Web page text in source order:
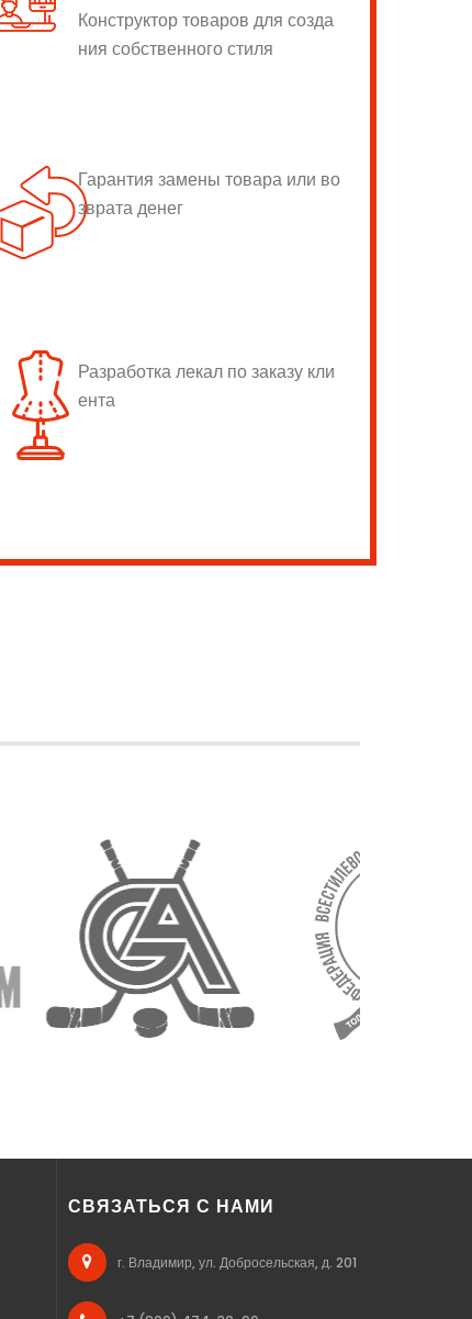
Конструктор товаров для созда
ния собственного стиля
Гарантия замены товара или во
зврата денег
Разработка лекал по заказу кли
ента
СВЯЗАТЬСЯ С НАМИ
г. Владимир, ул. Добросельская, д. 201